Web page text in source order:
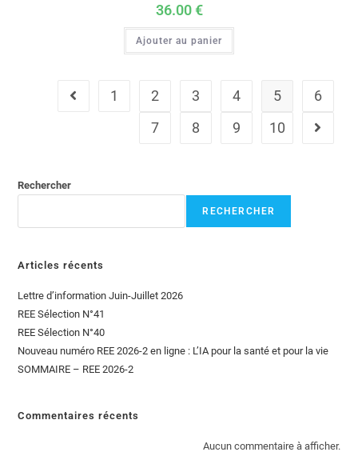
36.00€
Ajouter au panier
1 2 3 4 5
6
7
8 9 10
Rechercher
RECHERCHER
Articles récents
Lettre d’information Juin-Juillet 2026
REE Sélection N°41
REE Sélection N°40
Nouveau numéro REE 2026-2 en ligne : L’IA pour la santé et pour la vie
SOMMAIRE – REE 2026-2
Commentaires récents
Aucun commentaire à afficher.